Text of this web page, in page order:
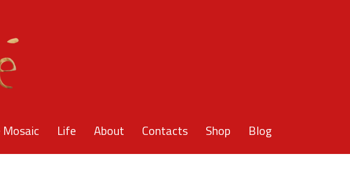
Mosaic Life About Contacts Shop Blog